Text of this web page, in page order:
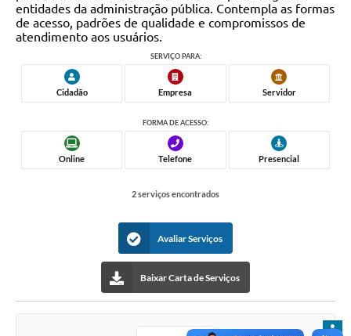
Controle Interno
SIM - Serviço de Inspeção Muncipal
Regularização Fundiária
Notificações Obras e Posturas
Conselho Municipal de Conservação e Defesa do
Meio Ambiente-CODEMA
entidades da administração pública. Contempla as formas
de acesso, padrões de qualidade e compromissos de
atendimento aos usuários.
SERVIÇO PARA:
Cidadão Empresa Servidor
FORMA DE ACESSO:
Online Telefone Presencial
2 serviços encontrados
Avaliar Serviços
Baixar Carta de Serviços
PARA